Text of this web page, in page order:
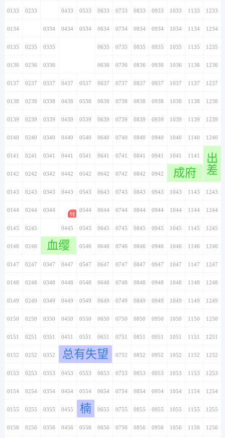
0133 0233 0433 0533 0633 0733 0833 0933 1033 1133 1233
0134 0334 0434 0534 0634 0734 0834 0934 1034 1134 1234
0135 0235 0335 0635 0735 0835 0935 1035 1135 1235
0136 0236 0336 0636 0736 0836 0936 1036 1136 1236
0137 0237 0337 0437 0537 0637 0737 0837 0937 1037 1137 1237
0138 0238 0338 0438 0538 0638 0738 0838 0938 1038 1138 1238
0139 0239 0339 0439 0539 0639 0739 0839 0939 1039 1139 1239
0140 0240 0340 0440 0540 0640 0740 0840 0940 1040 1140 1240
0141 0241 0341 0441 0541 0641 0741 0841 0941 1041 1141 1241
出
差
0142 0242 0342 0442 0542 0642 0742 0842 0942 1042
成府
1142 1242
0143 0243 0343 0443 0543 0643 0743 0843 0943 1043 1143 1243
0144 0244 0344 0444 0544 0644 0744 0844 0944 1044 1144 1244
0145 0245 0445 0545 0645 0745 0845 0945 1045 1145 1245
0146 0246 血缨
0446 0546 0646 0746 0846 0946 1046 1146 1246
0147 0247 0347 0447 0547 0647 0747 0847 0947 1047 1147 1247
0148 0248 0348 0448 0548 0648 0748 0848 0948 1048 1148 1248
0149 0249 0349 0449 0549 0649 0749 0849 0949 1049 1149 1249
0150 0250 0350 0450 0550 0650 0750 0850 0950 1050 1150 1250
0151 0251 0351 0451 0551 0651 0751 0851 0951 1051 1151 1251
0152 0252 0352 0452
总有失望
0552 0652 0752 0852 0952 1052 1152 1252
0153 0253 0353 0453 0553 0653 0753 0853 0953 1053 1153 1253
0154 0254 0354 0454 0554 0654 0754 0854 0954 1054 1154 1254
0155 0255 0355 0455 0555
楠 0655 0755 0855 0955 1055 1155 1255
0156 0256 0356 0456 0556 0656 0756 0856 0956 1056 1156 1256